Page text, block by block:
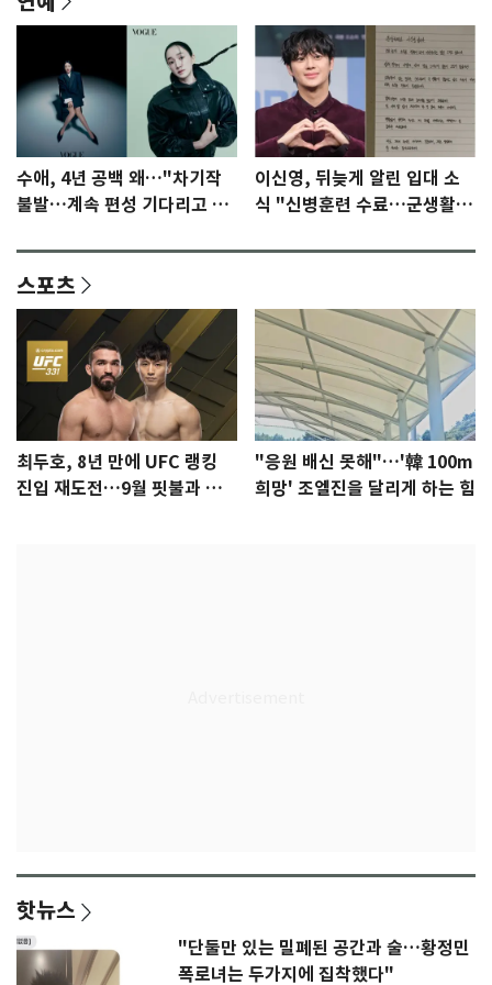
수애, 4년 공백 왜…"차기작
불발…계속 편성 기다리고 있
이신영, 뒤늦게 알린 입대 소
식 "신병훈련 수료…군생활
스포츠
최두호, 8년 만에 UFC 랭킹
진입 재도전…9월 핏불과 대
"응원 배신 못해"…'韓 100m
희망' 조엘진을 달리게 하는 힘
핫뉴스
"단둘만 있는 밀폐된 공간과 술…황정민
폭로녀는 두가지에 집착했다"